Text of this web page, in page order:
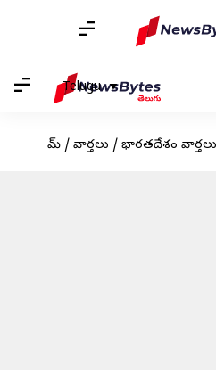
Telugu
హోమ్ / వార్తలు / భారతదేశం వార్తలు